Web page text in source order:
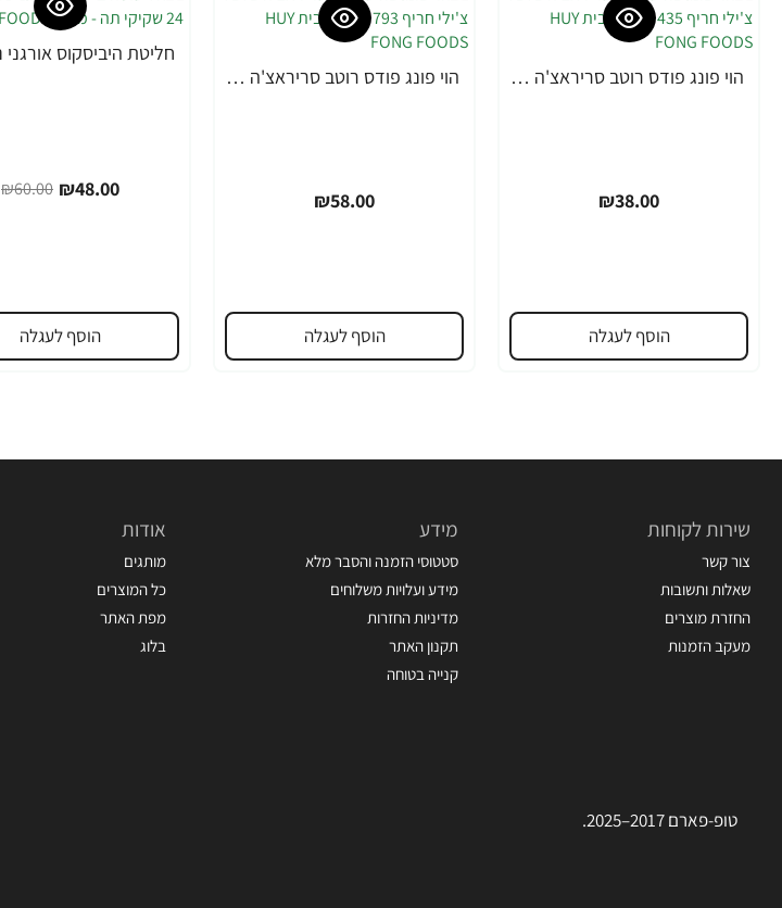
הוי פונג פודס רוטב סריראצ'ה פלפל צ'ילי חריף 435 גרם - מבית HUY FONG FOODS
₪38.00
הוסף לעגלה
הוי פונג פודס רוטב סריראצ'ה פלפל צ'ילי חריף 793 גרם - מבית HUY FONG FOODS
₪58.00
הוסף לעגלה
-20%
₪48.00
₪60.00
הוסף לעגלה
שירות לקוחות
צור קשר
שאלות ותשובות
החזרת מוצרים
מעקב הזמנות
מידע
סטטוסי הזמנה והסבר מלא
מידע ועלויות משלוחים
מדיניות החזרות
תקנון האתר
קנייה בטוחה
אודות
מותגים
כל המוצרים
מפת האתר
בלוג
טופ-פארם 2017–2025.